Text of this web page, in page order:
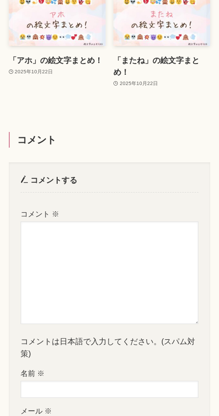
「アホ」の絵文字まとめ！
2025年10月22日
「またね」の絵文字まと
め！
2025年10月22日
コメント
コメントする
コメント ※
コメントは日本語で入力してください。(スパム対
策)
名前 ※
メール ※